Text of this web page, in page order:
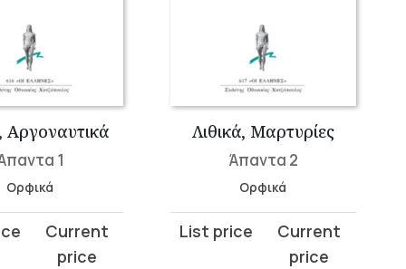
Αργοναυτικά
1
Ορφικά
Λιθικά, Μαρτυρίες
Άπαντα 2
Ορφικά
Original
Current